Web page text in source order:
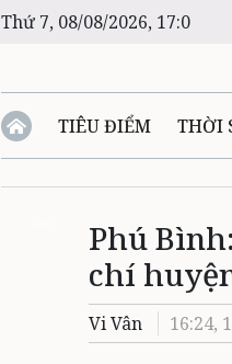
Thứ 7, 08/08/2026, 17:0
TIÊU ĐIỂM THỜI
Phú
chí
Vi Vân 16:24,